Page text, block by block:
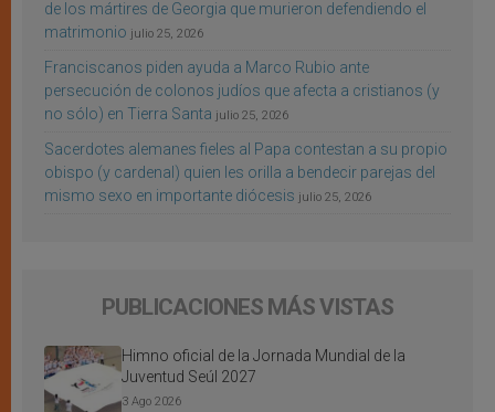
de los mártires de Georgia que murieron defendiendo el
matrimonio julio 25, 2026
Franciscanos piden ayuda a Marco Rubio ante
persecución de colonos judíos que afecta a cristianos (y
no sólo) en Tierra Santa julio 25, 2026
Sacerdotes alemanes fieles al Papa contestan a su propio
obispo (y cardenal) quien les orilla a bendecir parejas del
mismo sexo en importante diócesis julio 25, 2026
PUBLICACIONES MÁS VISTAS
Himno oficial de la Jornada Mundial de la
Juventud Seúl 2027
3 Ago 2026